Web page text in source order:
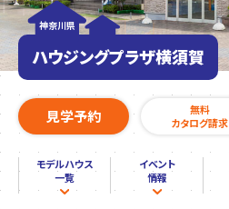
見学予約
無料
カタログ請求
神奈川県
ハウジングプラザ横須賀
モデルハウス
一覧
イベント
情報